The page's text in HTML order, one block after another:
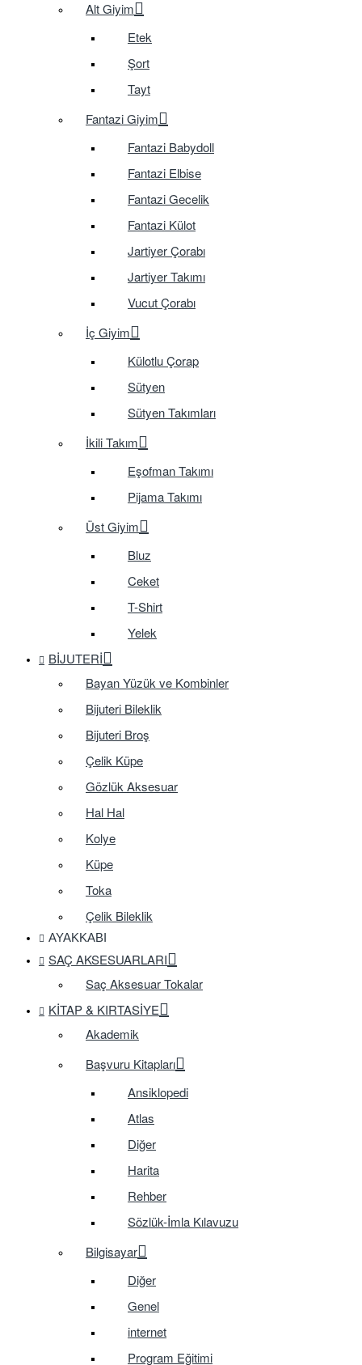
Alt Giyim
Etek
Şort
Tayt
Fantazi Giyim
Fantazi Babydoll
Fantazi Elbise
Fantazi Gecelik
Fantazi Külot
Jartiyer Çorabı
Jartiyer Takımı
Vucut Çorabı
İç Giyim
Külotlu Çorap
Sütyen
Sütyen Takımları
İkili Takım
Eşofman Takımı
Pijama Takımı
Üst Giyim
Bluz
Ceket
T-Shirt
Yelek
BIJUTERI
Bayan Yüzük ve Kombinler
Bijuteri Bileklik
Bijuteri Broş
Çelik Küpe
Gözlük Aksesuar
Hal Hal
Kolye
Küpe
Toka
Çelik Bileklik
AYAKKABI
SAÇ AKSESUARLARI
Saç Aksesuar Tokalar
KITAP & KIRTASIYE
Akademik
Başvuru Kitapları
Ansiklopedi
Atlas
Diğer
Harita
Rehber
Sözlük-İmla Kılavuzu
Bilgisayar
Diğer
Genel
internet
Program Eğitimi